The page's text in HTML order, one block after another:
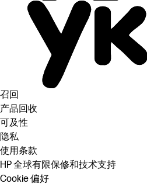
召回
产品回收
可及性
隐私
使用条款
HP 全球有限保修和技术支持
Cookie 偏好